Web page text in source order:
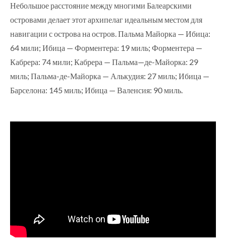
Небольшое расстояние между многими Балеарскими
островами делает этот архипелаг идеальным местом для
навигации с острова на остров. Пальма Майорка — Ибица:
64 мили; Ибица — Форментера: 19 миль; Форментера —
Кабрера: 74 мили; Кабрера — Пальма—де-Майорка: 29
миль; Пальма-де-Майорка — Алькудия: 27 миль; Ибица —
Барселона: 145 миль; Ибица — Валенсия: 90 миль.